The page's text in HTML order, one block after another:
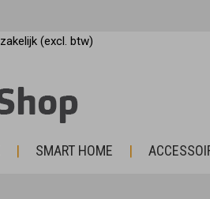
zakelijk (excl. btw)
SMART HOME